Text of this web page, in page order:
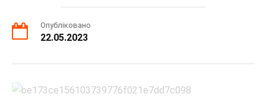
Опубліковано
22.05.2023